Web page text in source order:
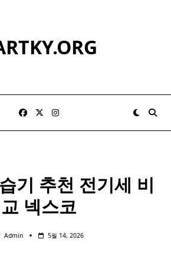
기 추천 전기세 비
교 넥스코
Admin 5월 14, 2026